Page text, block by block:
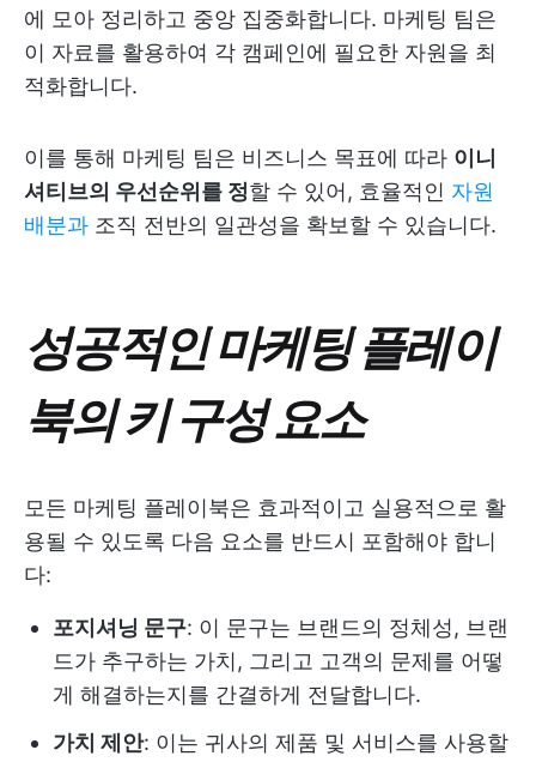
에 모아 정리하고 중앙 집중화합니다. 마케팅 팀은
이 자료를 활용하여 각 캠페인에 필요한 자원을 최
적화합니다.
이를 통해 마케팅 팀은 비즈니스 목표에 따라 이니
셔티브의 우선순위를 정할 수 있어, 효율적인 자원
배분과 조직 전반의 일관성을 확보할 수 있습니다.
성공적인 마케팅 플레이
북의 키 구성 요소
모든 마케팅 플레이북은 효과적이고 실용적으로 활
용될 수 있도록 다음 요소를 반드시 포함해야 합니
다:
포지셔닝 문구: 이 문구는 브랜드의 정체성, 브랜
드가 추구하는 가치, 그리고 고객의 문제를 어떻
게 해결하는지를 간결하게 전달합니다.
가치 제안: 이는 귀사의 제품 및 서비스를 사용할